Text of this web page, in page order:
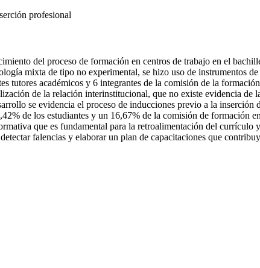
profesional
del proceso de formación en centros de trabajo en el
mixta de tipo no experimental, se hizo uso de instrumentos
tutores académicos y 6 integrantes de la comisión de la
de la relación interinstitucional, que no existe evidencia de
se evidencia el proceso de inducciones previo a la inserción
de los estudiantes y un 16,67% de la comisión de formación
que es fundamental para la retroalimentación del currículo
falencias y elaborar un plan de capacitaciones que